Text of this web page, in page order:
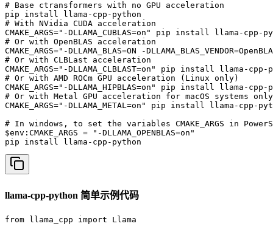
# Base ctransformers with no GPU acceleration
pip install llama-cpp-python
# With NVidia CUDA acceleration
CMAKE_ARGS="-DLLAMA_CUBLAS=on" pip install llama-cpp-
# Or with OpenBLAS acceleration
CMAKE_ARGS="-DLLAMA_BLAS=ON -
# Or with CLBLast acceleration
CMAKE_ARGS="-DLLAMA_CLBLAST=on" pip install llama-cpp-
# Or with AMD ROCm GPU acceleration (Linux only)
CMAKE_ARGS="-DLLAMA_HIPBLAS=on" pip install llama-cpp-
# Or with Metal GPU acceleration for macOS systems only
CMAKE_ARGS="-DLLAMA_METAL=on" pip install llama-cpp-
# In windows, to set the variables CMAKE_ARGS in
$env:CMAKE_ARGS = "-DLLAMA_OPENBLAS=on"
pip install llama-cpp-python
llama-cpp-python 简单示例代码
from llama_cpp import Llama